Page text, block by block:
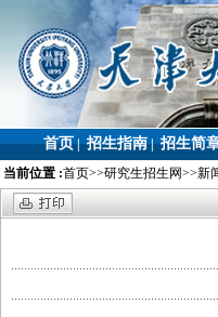
首页 | 招生指南 | 招生简
当前位置 :首页>>研究生招生网>>新